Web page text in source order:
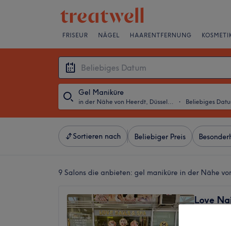
FRISEUR NÄGEL HAARENTFERNUNG
Gel Maniküre
in der Nähe von Heerdt, Düsseldorf ・ Beliebiges
Sortieren nach Beliebiger Preis
9 Salons die anbieten: gel maniküre in der Nähe
Love